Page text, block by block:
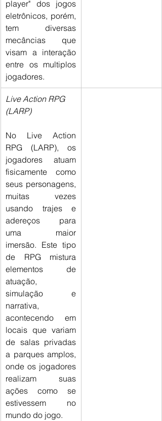
player" dos jogos
eletrônicos, porém,
tem diversas
mecâncias que
visam a interação
entre os multiplos
jogadores.
Live Action RPG
(LARP)
No Live Action
RPG (LARP), os
jogadores atuam
fisicamente como
seus personagens,
muitas vezes
usando trajes e
adereços para
uma maior
imersão. Este tipo
de RPG mistura
elementos de
atuação,
simulação e
narrativa,
acontecendo em
locais que variam
de salas privadas
a parques amplos,
onde os jogadores
realizam suas
ações como se
estivessem no
mundo do jogo.